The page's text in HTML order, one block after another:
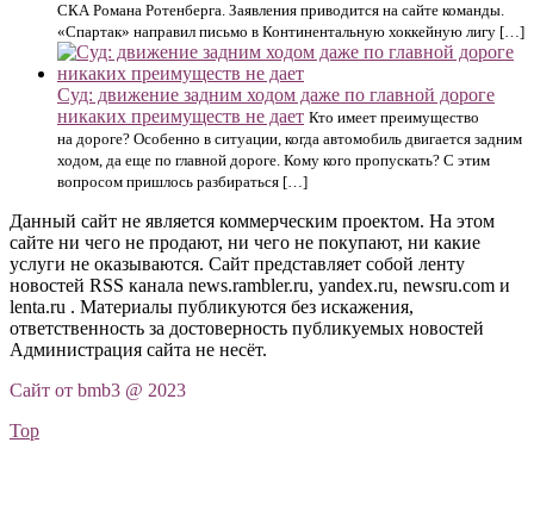
СКА Романа Ротенберга. Заявления приводится на сайте команды.
«Спартак» направил письмо в Континентальную хоккейную лигу […]
Суд: движение задним ходом даже по главной дороге
никаких преимуществ не дает Кто имеет преимущество
на дороге? Особенно в ситуации, когда автомобиль двигается задним
ходом, да еще по главной дороге. Кому кого пропускать? С этим
вопросом пришлось разбираться […]
Данный сайт не является коммерческим проектом. На этом
сайте ни чего не продают, ни чего не покупают, ни какие
услуги не оказываются. Сайт представляет собой ленту
новостей RSS канала news.rambler.ru, yandex.ru, newsru.com и
lenta.ru . Материалы публикуются без искажения,
ответственность за достоверность публикуемых новостей
Администрация сайта не несёт.
Сайт от bmb3 @ 2023
Top